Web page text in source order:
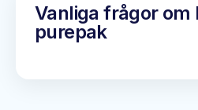
Vanliga frågor om
purepak